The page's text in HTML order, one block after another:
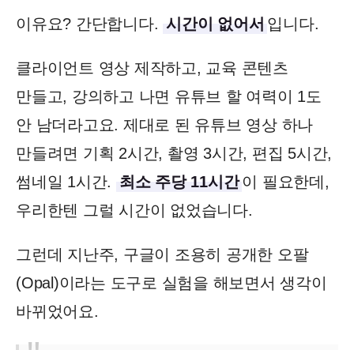
이유요? 간단합니다. 시간이 없어서 입니다.
클라이언트 영상 제작하고, 교육 콘텐츠
만들고, 강의하고 나면 유튜브 할 여력이 1도
안 남더라고요. 제대로 된 유튜브 영상 하나
만들려면 기획 2시간, 촬영 3시간, 편집 5시간,
썸네일 1시간. 최소 주당 11시간 이 필요한데,
우리한텐 그럴 시간이 없었습니다.
그런데 지난주, 구글이 조용히 공개한 오팔
(Opal)이라는 도구로 실험을 해보면서 생각이
바뀌었어요.